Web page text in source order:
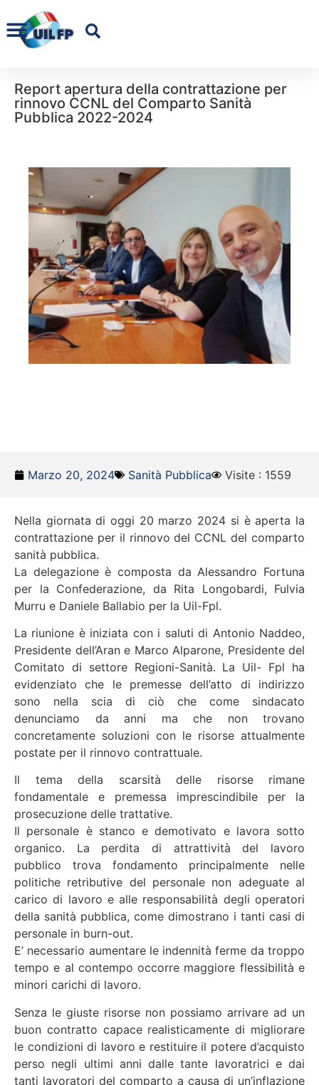
Report apertura della contrattazione per
rinnovo CCNL del Comparto Sanità
Pubblica 2022-2024
Marzo 20, 2024 Sanità Pubblica Visite : 1559
Nella giornata di oggi 20 marzo 2024 si è aperta la
contrattazione per il rinnovo del CCNL del comparto
sanità pubblica.
La delegazione è composta da Alessandro Fortuna
per la Confederazione, da Rita Longobardi, Fulvia
Murru e Daniele Ballabio per la Uil-Fpl.
La riunione è iniziata con i saluti di Antonio Naddeo,
Presidente dell’Aran e Marco Alparone, Presidente del
Comitato di settore Regioni-Sanità. La Uil- Fpl ha
evidenziato che le premesse dell’atto di indirizzo
sono nella scia di ciò che come sindacato
denunciamo da anni ma che non trovano
concretamente soluzioni con le risorse attualmente
postate per il rinnovo contrattuale.
Il tema della scarsità delle risorse rimane
fondamentale e premessa imprescindibile per la
prosecuzione delle trattative.
Il personale è stanco e demotivato e lavora sotto
organico. La perdita di attrattività del lavoro
pubblico trova fondamento principalmente nelle
politiche retributive del personale non adeguate al
carico di lavoro e alle responsabilità degli operatori
della sanità pubblica, come dimostrano i tanti casi di
personale in burn-out.
E’ necessario aumentare le indennità ferme da troppo
tempo e al contempo occorre maggiore flessibilità e
minori carichi di lavoro.
Senza le giuste risorse non possiamo arrivare ad un
buon contratto capace realisticamente di migliorare
le condizioni di lavoro e restituire il potere d’acquisto
perso negli ultimi anni dalle tante lavoratrici e dai
tanti lavoratori del comparto a causa di un’inflazione